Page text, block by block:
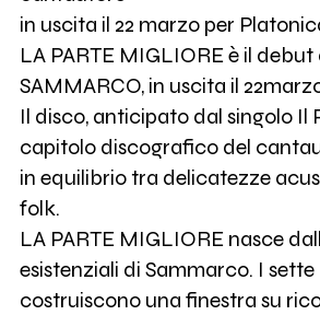
in uscita il 22 marzo per
LA PARTE MIGLIORE è il
SAMMARCO, in uscita il
Il disco, anticipato dal singolo Il
capitolo discografico del
in equilibrio tra delicatezze
folk.
LA PARTE MIGLIORE nasce
esistenziali di Sammarco. I
costruiscono una finestra su